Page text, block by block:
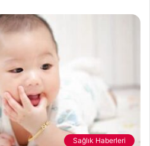
Sağlık Haberleri